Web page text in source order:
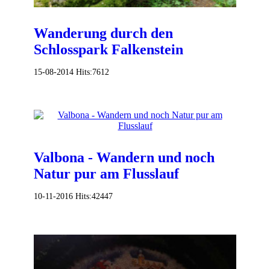
Wanderung durch den
Schlosspark Falkenstein
15-08-2014 Hits:7612
Valbona - Wandern und noch
Natur pur am Flusslauf
10-11-2016 Hits:42447